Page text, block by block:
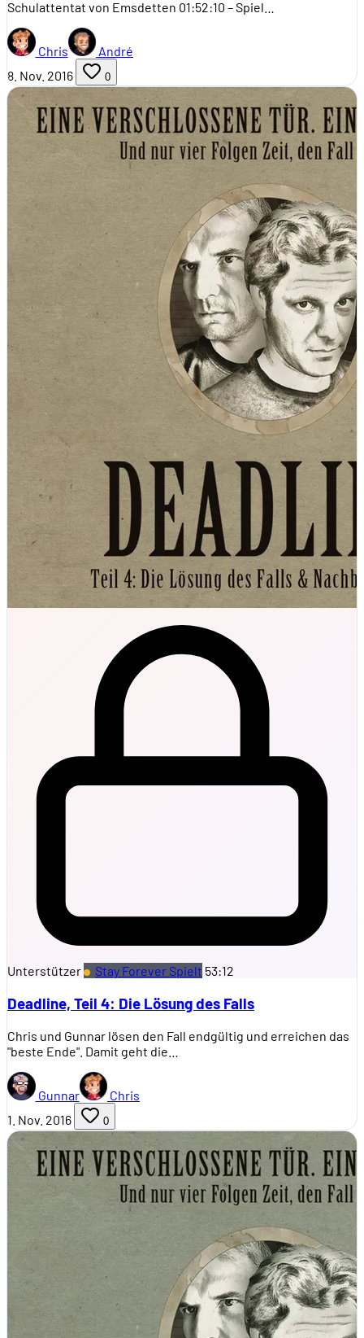
Schulattentat von Emsdetten 01:52:10 – Spiel…
Chris
André
8. Nov. 2016
0
Unterstützer Stay Forever Spielt 53:12
Deadline, Teil 4: Die Lösung des Falls
Chris und Gunnar lösen den Fall endgültig und erreichen das
"beste Ende". Damit geht die…
Gunnar
Chris
1. Nov. 2016
0